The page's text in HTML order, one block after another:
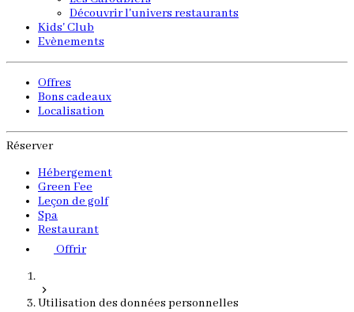
Découvrir l'univers restaurants
Kids' Club
Evènements
Offres
Bons cadeaux
Localisation
Réserver
Hébergement
Green Fee
Leçon de golf
Spa
Restaurant
Offrir
Utilisation des données personnelles